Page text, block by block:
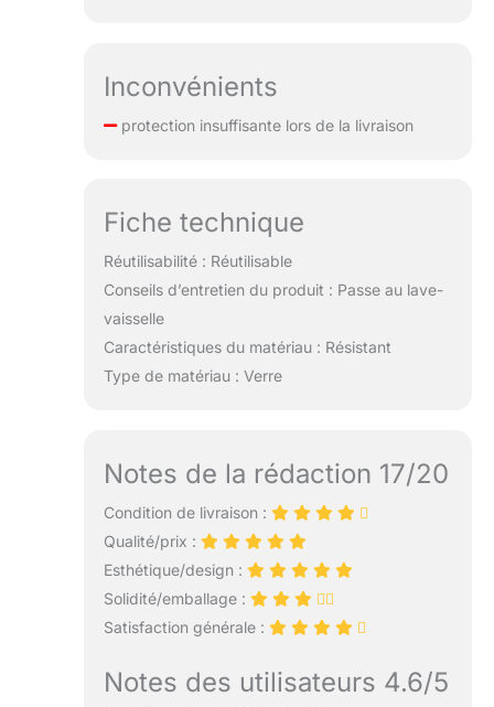
Inconvénients
protection insuffisante lors de la livraison
Fiche technique
Réutilisabilité : Réutilisable
Conseils d’entretien du produit : Passe au lave-
vaisselle
Caractéristiques du matériau : Résistant
Type de matériau : Verre
Notes de la rédaction 17/20
Condition de livraison :
Qualité/prix :
Esthétique/design :
Solidité/emballage :
Satisfaction générale :
Notes des utilisateurs 4.6/5